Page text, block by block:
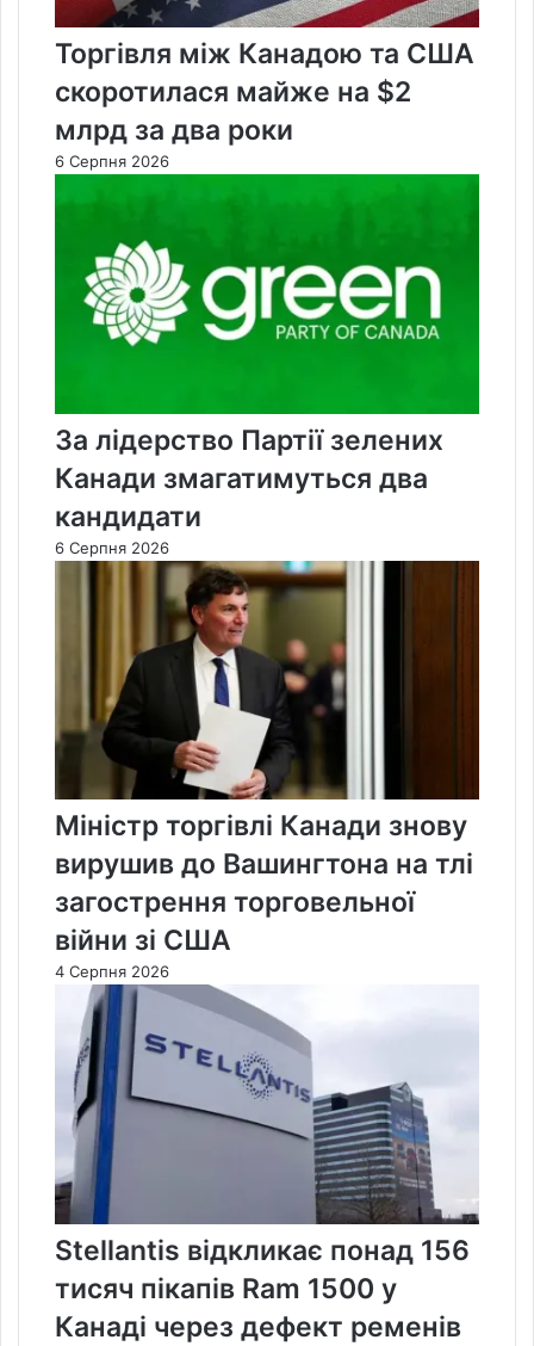
Торгівля між Канадою та США
скоротилася майже на $2
млрд за два роки
6 Серпня 2026
За лідерство Партії зелених
Канади змагатимуться два
кандидати
6 Серпня 2026
Міністр торгівлі Канади знову
вирушив до Вашингтона на тлі
загострення торговельної
війни зі США
4 Серпня 2026
Stellantis відкликає понад 156
тисяч пікапів Ram 1500 у
Канаді через дефект ременів